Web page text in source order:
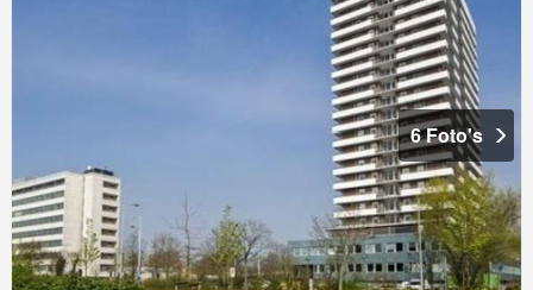
6 Foto's